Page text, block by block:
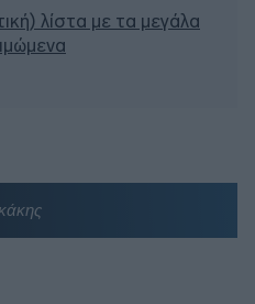
λίστα με τα μεγάλα